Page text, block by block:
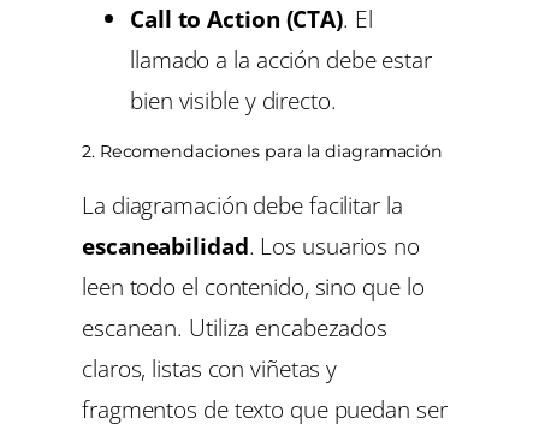
Call to Action (CTA). El
llamado a la acción debe estar
bien visible y directo.
2. Recomendaciones para la diagramación
La diagramación debe facilitar la
escaneabilidad. Los usuarios no
leen todo el contenido, sino que lo
escanean. Utiliza encabezados
claros, listas con viñetas y
fragmentos de texto que puedan ser